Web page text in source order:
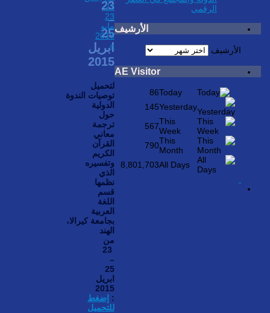
23
–
25
ابريل
2015
لتحميل
توصيات الندوة
الدولية
حول
ترجمة
معاني
القرآن
الكريم
وتفسيره
الذي
نظمها
قسم
اللغة
العربية
بجامعة كيرالا،
الهند
من
23
–
25
ابريل
2015
: إضغط
للتحميل
21-
23
مايو
2015
»
الرقمي
الأرشيف
الأرشيف
AE Visitor
Today
86
Yesterday
145
This
Week
567
This
Month
790
All Days
8,801,703